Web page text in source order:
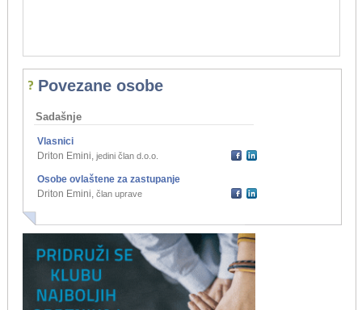
Povezane osobe
Sadašnje
Vlasnici
Driton Emini, jedini član d.o.o.
Osobe ovlaštene za zastupanje
Driton Emini, član uprave